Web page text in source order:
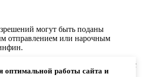
могут быть поданы
отправлением или нарочным
получать на осуществление сделок с
связанных с недружественными
оптимальной работы сайта и